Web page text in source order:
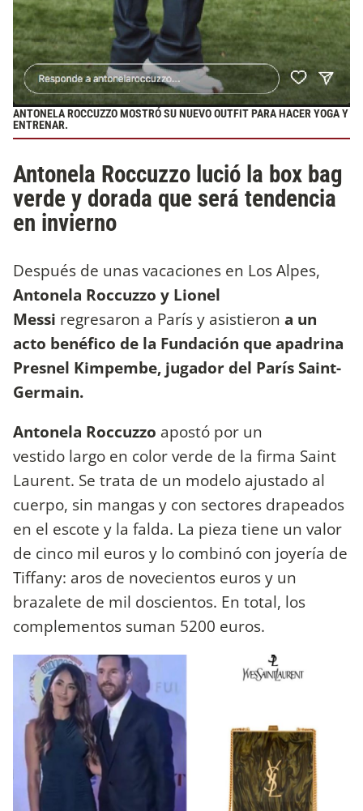
ANTONELA ROCCUZZO MOSTRÓ SU NUEVO OUTFIT PARA HACER YOGA Y
ENTRENAR.
Antonela Roccuzzo lució la box bag
verde y dorada que será tendencia
en invierno
Después de unas vacaciones en Los Alpes,
Antonela Roccuzzo y Lionel
Messi regresaron a París y asistieron a un
acto benéfico de la Fundación que apadrina
Presnel Kimpembe, jugador del París Saint-
Germain.
Antonela Roccuzzo apostó por un
vestido largo en color verde de la firma Saint
Laurent. Se trata de un modelo ajustado al
cuerpo, sin mangas y con sectores drapeados
en el escote y la falda. La pieza tiene un valor
de cinco mil euros y lo combinó con joyería de
Tiffany: aros de novecientos euros y un
brazalete de mil doscientos. En total, los
complementos suman 5200 euros.